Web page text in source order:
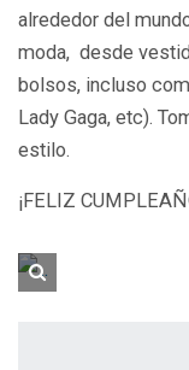
alrededor del
moda, desde
bolsos, incluso
Lady Gaga, etc).
estilo.
¡FELIZ